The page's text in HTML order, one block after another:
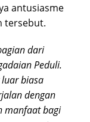
antusiasme
tersebut.
dari
Peduli.
luar biasa
dengan
manfaat bagi